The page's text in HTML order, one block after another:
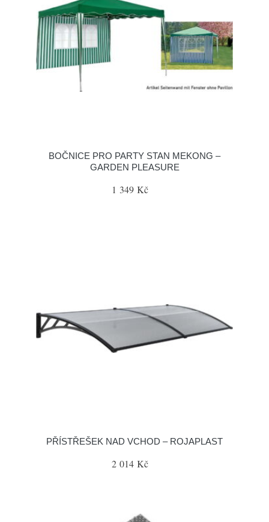
BOČNICE PRO PARTY STAN MEKONG –
GARDEN PLEASURE
1 349 Kč
PŘÍSTŘEŠEK NAD VCHOD – ROJAPLAST
2 014 Kč